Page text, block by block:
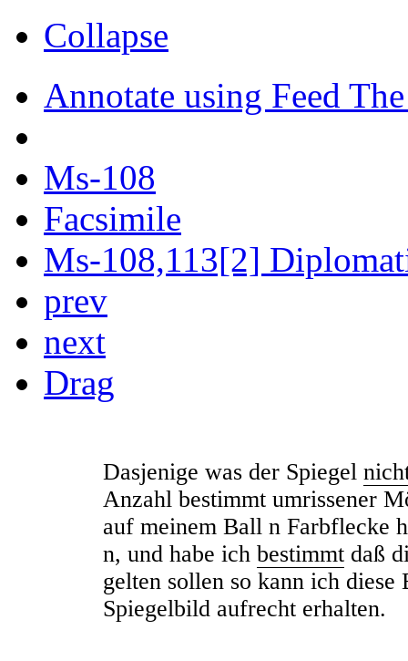
Collapse
Annotate using Feed
Ms-108
Facsimile
Ms-108,113[2]
prev
next
Drag
Dasjenige was der Spiegel
Anzahl bestimmt umrissener
auf meinem Ball n Farbflecke
n, und habe ich bestimmt daß
gelten sollen so kann ich diese
Spiegelbild aufrecht erhalten.